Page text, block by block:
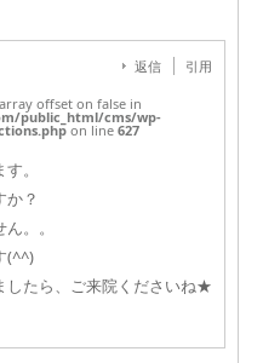
offset on false in
public_html/cms/wp-
on line 627
返信 引用
。
か？
。。
(^^)
したら、ご来院くださいね★